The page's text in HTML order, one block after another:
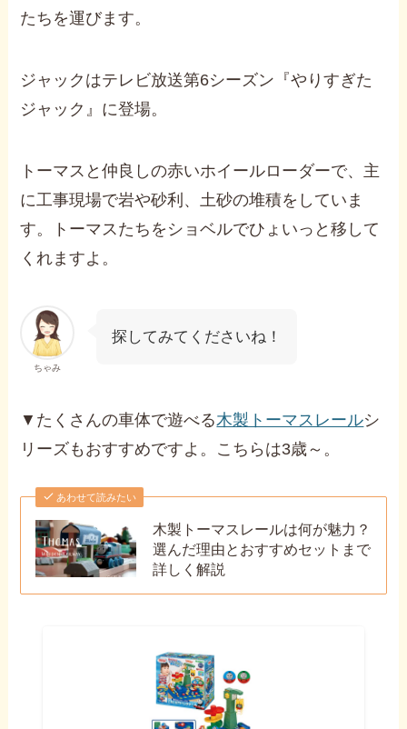
たちを運びます。
ジャックはテレビ放送第6シーズン『やりすぎた
ジャック』に登場。
トーマスと仲良しの赤いホイールローダーで、主
に工事現場で岩や砂利、土砂の堆積をしていま
す。トーマスたちをショベルでひょいっと移して
くれますよ。
ちゃみ
探してみてくださいね！
▼たくさんの車体で遊べる木製トーマスレールシ
リーズもおすすめですよ。こちらは3歳～。
あわせて読みたい
木製トーマスレールは何が魅力？
選んだ理由とおすすめセットまで
詳しく解説